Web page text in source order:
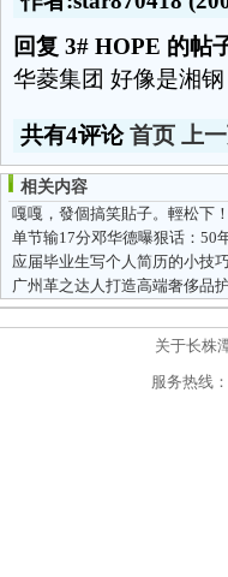
回复 3# HOPE 的帖
华菱集团 好像是湘
共有4评论首页 上
相关内容
嘎嘎，發個搞笑貼子。輕松下！
单节输17分邓华德曝狠话：50
应届毕业生写个人简历的小技
关于长株
服务热线